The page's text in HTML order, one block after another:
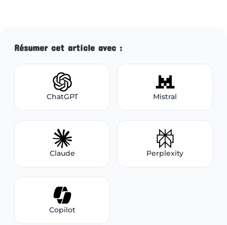
Résumer cet article avec :
ChatGPT Mistral
Claude Perplexity
Copilot